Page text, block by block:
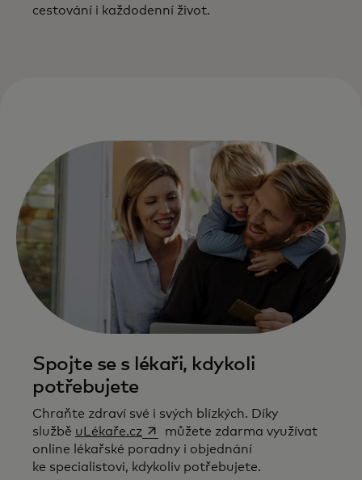
cestování i každodenní život.
Spojte se s lékaři, kdykoli
potřebujete
Chraňte zdraví své i svých blízkých. Díky
službě uLékaře.czopens in a new tab
můžete zdarma využívat
online lékařské poradny i objednání
ke specialistovi, kdykoliv potřebujete.